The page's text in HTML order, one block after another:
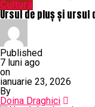
Cultură
Ursul de pluș și ursul
Published
7 luni ago
on
ianuarie 23, 2026
By
Doina Draghici